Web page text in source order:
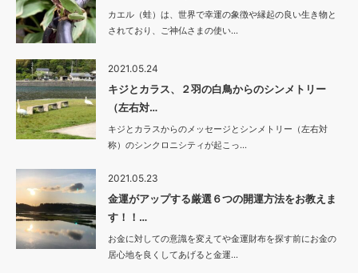
カエル（蛙）は、世界で幸運の象徴や縁起の良い生き物と
されており、ご神仏さまの使い…
2021.05.24
キジとカラス、２羽の白鳥からのシンメトリー
（左右対…
キジとカラスからのメッセージとシンメトリー（左右対
称）のシンクロニシティが起こっ…
2021.05.23
金運がアップする厳選６つの開運方法をお教えま
す！！…
お金に対しての意識を変えてや金運財布を探す前にお金の
居心地を良くしてあげると金運…